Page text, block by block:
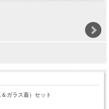
ガラス蓋）セット